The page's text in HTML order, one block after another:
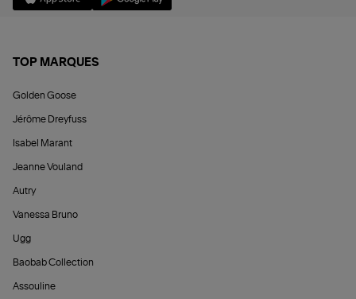
TOP MARQUES
Golden Goose
Jérôme Dreyfuss
Isabel Marant
Jeanne Vouland
Autry
Vanessa Bruno
Ugg
Baobab Collection
Assouline